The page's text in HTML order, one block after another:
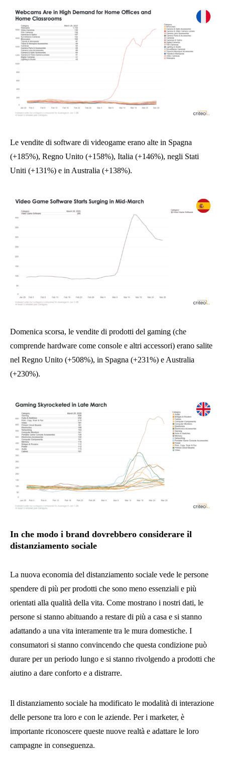
Le vendite di software di videogame erano alte in Spagna
(+185%), Regno Unito (+158%), Italia (+146%), negli Stati
Uniti (+131%) e in Australia (+138%).
Domenica scorsa, le vendite di prodotti del gaming (che
comprende hardware come console e altri accessori) erano salite
nel Regno Unito (+508%), in Spagna (+231%) e Australia
(+230%).
In che modo i brand dovrebbero considerare il
distanziamento sociale
La nuova economia del distanziamento sociale vede le persone
spendere di più per prodotti che sono meno essenziali e più
orientati alla qualità della vita. Come mostrano i nostri dati, le
persone si stanno abituando a restare di più a casa e si stanno
adattando a una vita interamente tra le mura domestiche. I
consumatori si stanno convincendo che questa condizione può
durare per un periodo lungo e si stanno rivolgendo a prodotti che
aiutino a dare conforto e a distrarre.
Il distanziamento sociale ha modificato le modalità di interazione
delle persone tra loro e con le aziende. Per i marketer, è
importante riconoscere queste nuove realtà e adattare le loro
campagne in conseguenza.